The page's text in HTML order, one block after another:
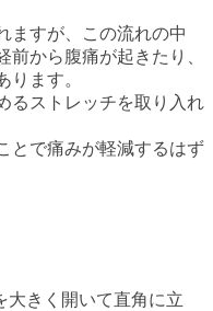
ますが、この流れの中
から腹痛が起きたり、
ります。
るストレッチを取り入れ
とで痛みが軽減するはず
大きく開いて直角に立